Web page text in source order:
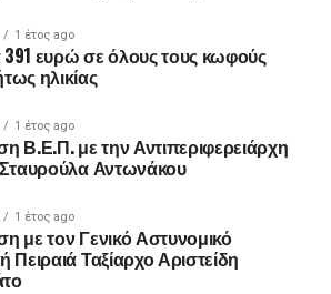
1 έτος ago
ευρώ σε όλους τους κωφούς
ηλικίας
1 έτος ago
Β.Ε.Π. με την Αντιπεριφερειάρχη
Σταυρούλα Αντωνάκου
1 έτος ago
με τον Γενικό Αστυνομικό
Πειραιά Ταξίαρχο Αριστείδη